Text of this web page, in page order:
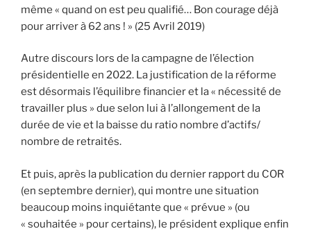
même « quand on est peu qualifié… Bon courage déjà
pour arriver à 62 ans ! » (25 Avril 2019)
Autre discours lors de la campagne de l’élection
présidentielle en 2022. La justification de la réforme
est désormais l’équilibre financier et la « nécessité de
travailler plus » due selon lui à l’allongement de la
durée de vie et la baisse du ratio nombre d’actifs/
nombre de retraités.
Et puis, après la publication du dernier rapport du COR
(en septembre dernier), qui montre une situation
beaucoup moins inquiétante que « prévue » (ou
« souhaitée » pour certains), le président explique enfin